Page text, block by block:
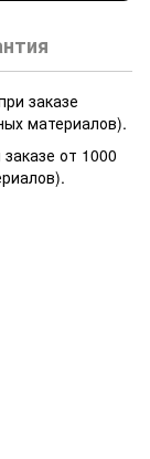
заказе
материалов).
от 1000